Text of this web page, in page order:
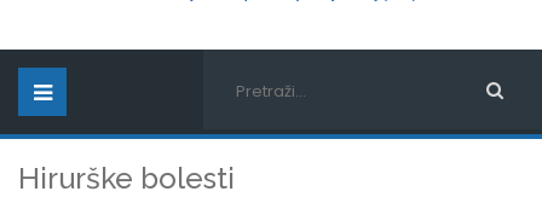
Hirurške bolesti